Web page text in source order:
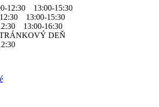
12:30 13:00-15:30
13:00-15:30
13:00-16:30
DEŇ
12:30